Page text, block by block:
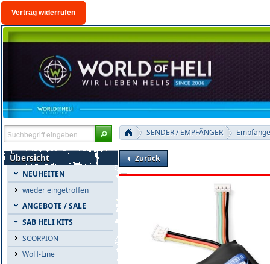
Vertrag widerrufen
Übersicht
NEUHEITEN
wieder eingetroffen
ANGEBOTE / SALE
SAB HELI KITS
SCORPION
WoH-Line
SENDER / EMPFÄNGER
Zurück